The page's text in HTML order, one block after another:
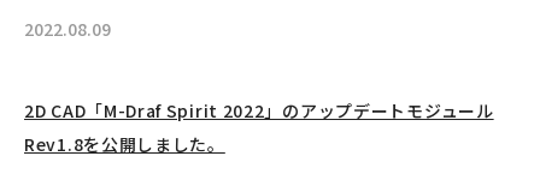
2022.08.09
2D CAD「M-Draf Spirit 2022」のアップデートモジュール
Rev1.8を公開しました。